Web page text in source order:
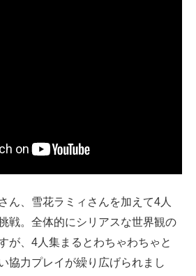
ん、雪花ラミィさんを加えて4人
戦。全体的にシリアスな世界観の
、4人集まるとわちゃわちゃと
協力プレイが繰り広げられまし